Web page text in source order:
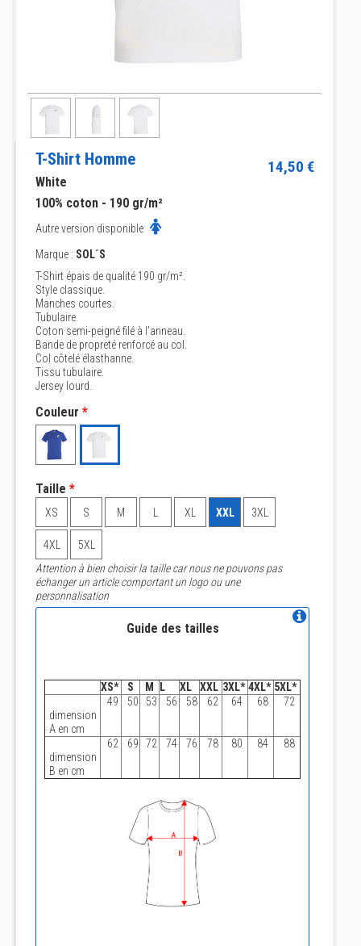
T-Shirt Homme 14,50 €
White
100% coton - 190 gr/m²
Autre version disponible
Marque : SOL´S
T-Shirt épais de qualité 190 gr/m².
Style classique.
Manches courtes.
Tubulaire.
Coton semi-peigné filé à l'anneau.
Bande de propreté renforcé au col.
Col côtelé élasthanne.
Tissu tubulaire.
Jersey lourd.
Couleur *
Taille *
XS S M XL XXL 3XL
4XL
5XL
Attention à bien choisir la taille car nous ne pouvons pas
échanger un article comportant un logo ou une
personnalisation
Guide des tailles
XS* S M L XL XXL 3XL* 4XL* 5XL*
dimension
A en cm
49 50 53 56 58 62 64 68 72
dimension
B en cm
62 69 72 74 76 78 80 84 88